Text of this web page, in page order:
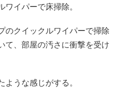
イパーで床掃除。
のクイックルワイパーで掃除
て、部屋の汚さに衝撃を受け
うな感じがする。